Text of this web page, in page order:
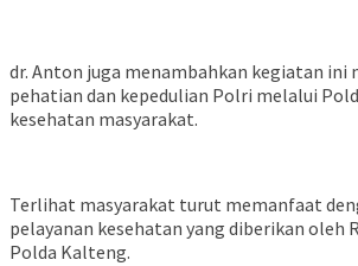
dr. Anton juga menambahkan kegiatan ini
pehatian dan kepedulian Polri melalui
kesehatan masyarakat.
Terlihat masyarakat turut memanfaat
pelayanan kesehatan yang diberikan oleh
Polda Kalteng.